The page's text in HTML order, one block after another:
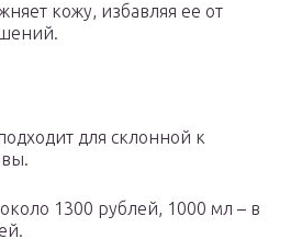
кожу, избавляя ее от
для склонной к
1300 рублей, 1000 мл – в